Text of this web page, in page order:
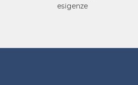
esigenze